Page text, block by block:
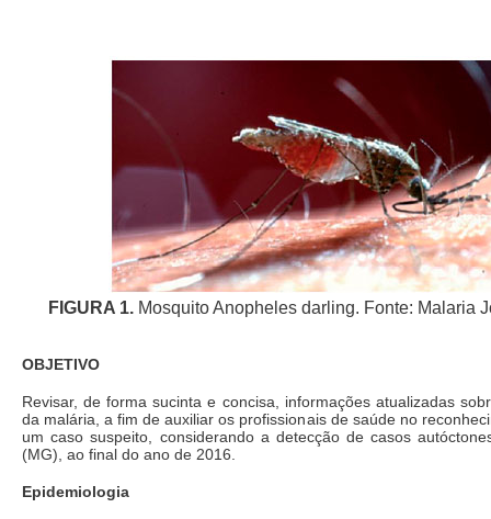
FIGURA 1. Mosquito Anopheles darling. Fonte: Malaria
OBJETIVO
Revisar, de forma sucinta e concisa, informações atualizadas
da malária, a fim de auxiliar os profissionais de saúde no
um caso suspeito, considerando a detecção de casos
(MG), ao final do ano de 2016.
Epidemiologia